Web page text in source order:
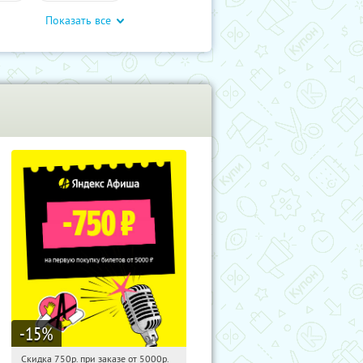
Показать все
-15%
Скидка 750р. при заказе от 5000р.